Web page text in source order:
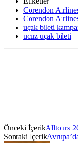
Corendon
Corendon
uçak bileti
ucuz uçak bileti
Önceki İçerikAlltours
Sonraki İçerik